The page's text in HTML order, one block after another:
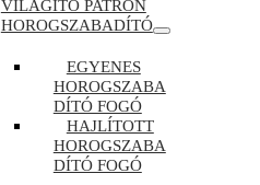
VILÁGÍTÓ PATRON
HOROGSZABADÍTÓ
EGYENES
HOROGSZABA
DÍTÓ FOGÓ
HAJLÍTOTT
HOROGSZABA
DÍTÓ FOGÓ